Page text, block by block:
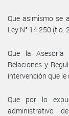
Que asimismo se
Ley N° 14.250 (t.o.
Que la Asesoría
Relaciones y
intervención que le
Que por lo
administrativo